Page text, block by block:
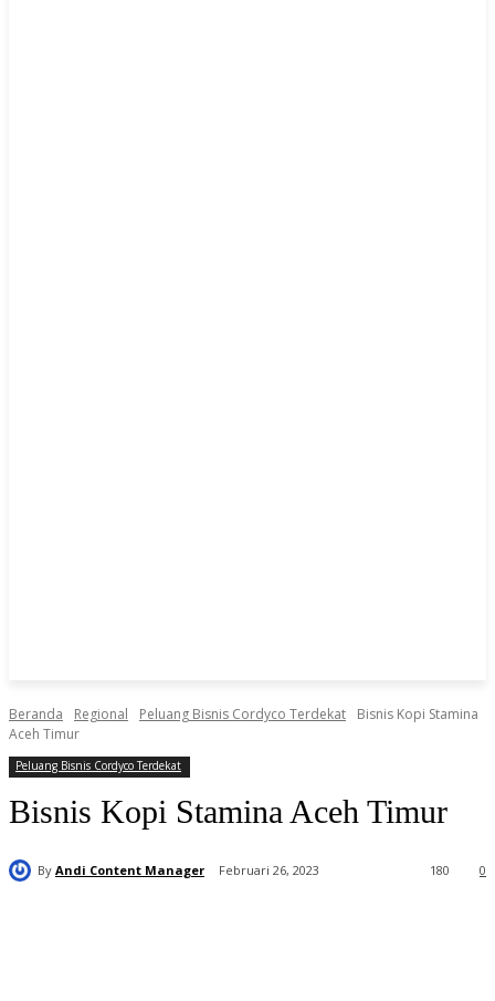
Beranda Regional Peluang Bisnis Cordyco Terdekat
Bisnis Kopi Stamina
Aceh Timur
Peluang Bisnis Cordyco Terdekat
Bisnis Kopi Stamina Aceh Timur
By Andi Content Manager Februari 26, 2023 0
180